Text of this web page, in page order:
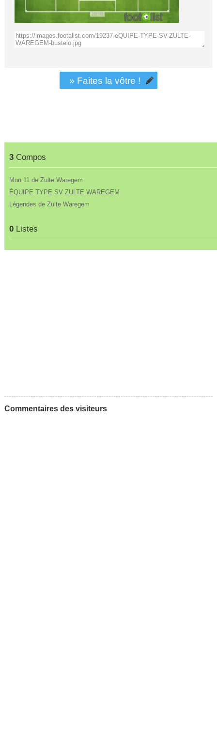
3Compos
Mon 11 de Zulte Waregem
ÉQUIPE TYPE SV ZULTE WAREGEM
Légendes de Zulte Waregem
0Listes
» Faites la vôtre !
Commentaires des visiteurs